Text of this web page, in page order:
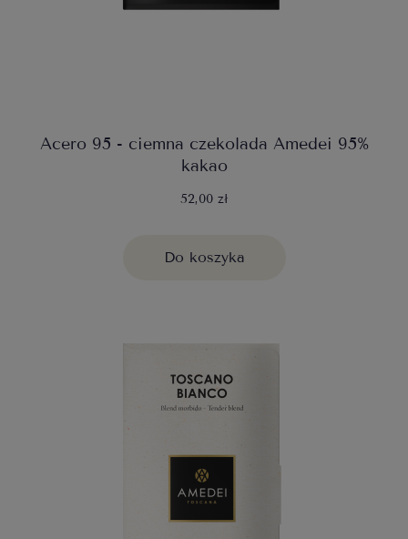
Acero 95 - ciemna czekolada Amedei 95%
kakao
52,00 zł
Do koszyka